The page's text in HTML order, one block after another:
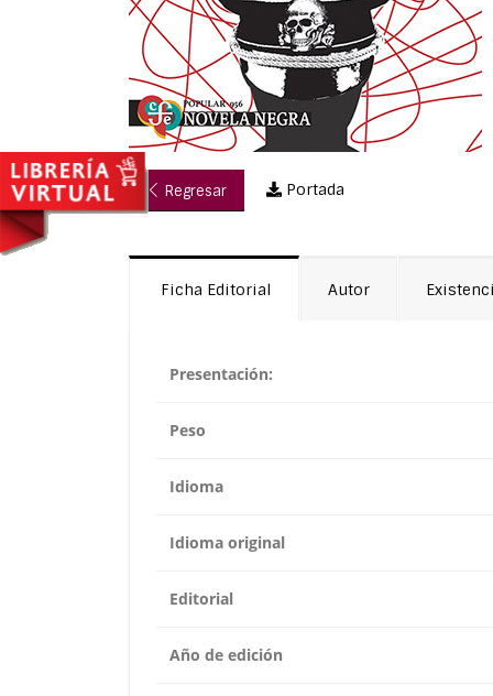
Regresar Portada
Ficha Editorial Autor
Presentación:
Peso
Idioma
Idioma original
Editorial
Año de edición